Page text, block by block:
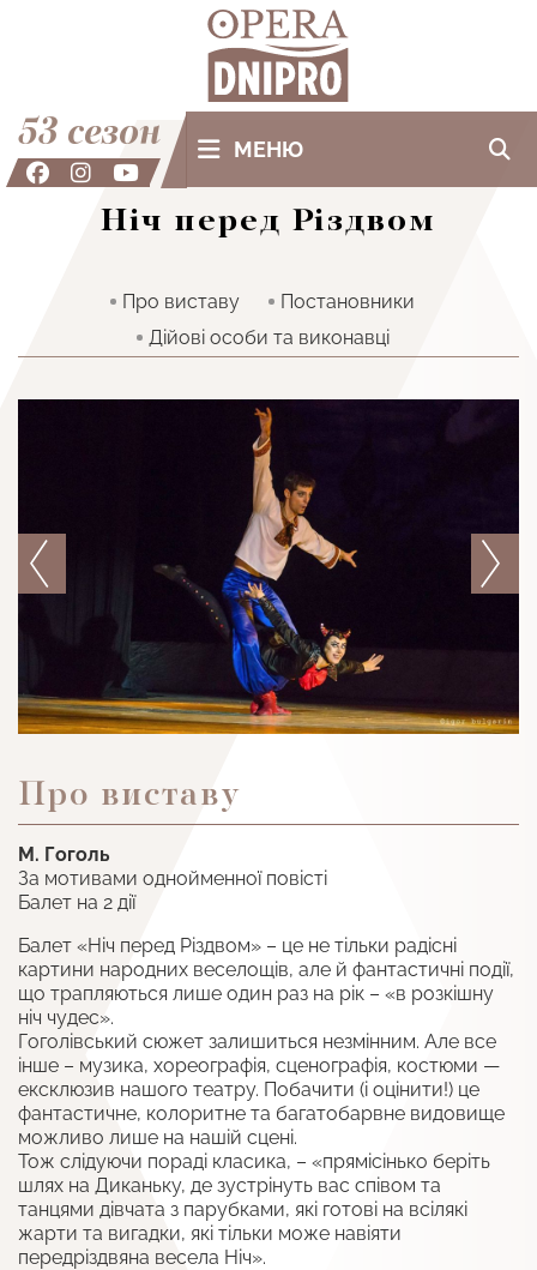
53 сезон МЕНЮ
Ніч перед Різдвом
Про виставу
Постановники
Дiйовi особи та виконавцi
Про виставу
М. Гоголь
За мотивами однойменної повісті
Балет на 2 дії
Балет «Ніч перед Різдвом» – це не тільки радісні
картини народних веселощів, але й фантастичні події,
що трапляються лише один раз на рік – «в розкішну
ніч чудес».
Гоголівський сюжет залишиться незмінним. Але все
інше – музика, хореографія, сценографія, костюми —
ексклюзив нашого театру. Побачити (і оцінити!) це
фантастичне, колоритне та багатобарвне видовище
можливо лише на нашій сцені.
Тож слідуючи пораді класика, – «прямісінько беріть
шлях на Диканьку, де зустрінуть вас співом та
танцями дівчата з парубками, які готові на всілякі
жарти та вигадки, які тільки може навіяти
передріздвяна весела Ніч».